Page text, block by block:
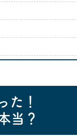
た！
当？